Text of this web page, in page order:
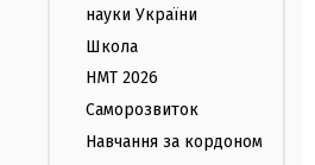
науки України
Школа
НМТ 2026
Саморозвиток
Навчання за кордоном